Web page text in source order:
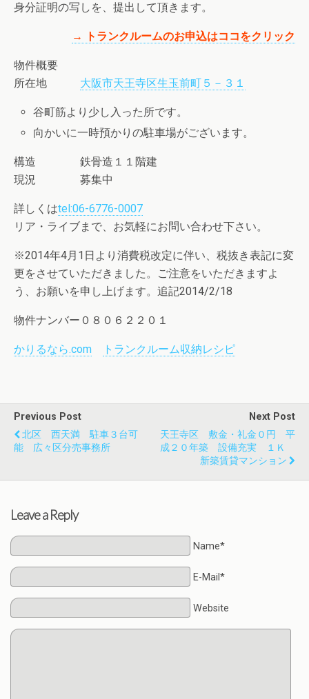
身分証明の写しを、提出して頂きます。
→ トランクルームのお申込はココをクリック
物件概要
所在地 大阪市天王寺区生玉前町５－３１
谷町筋より少し入った所です。
向かいに一時預かりの駐車場がございます。
構造 鉄骨造１１階建
現況 募集中
詳しくはtel:06-6776-0007
リア・ライブまで、お気軽にお問い合わせ下さい。
※2014年4月1日より消費税改定に伴い、税抜き表記に変
更をさせていただきました。ご注意をいただきますよ
う、お願いを申し上げます。追記2014/2/18
物件ナンバー０８０６２２０１
かりるなら.com トランクルーム収納レシピ
Previous Post
北区 西天満 駐車３台可
能 広々区分売事務所
Next Post
天王寺区 敷金・礼金０円 平
成２０年築 設備充実 １Ｋ
新築賃貸マンション
Leave a Reply
Name*
E-Mail*
Website